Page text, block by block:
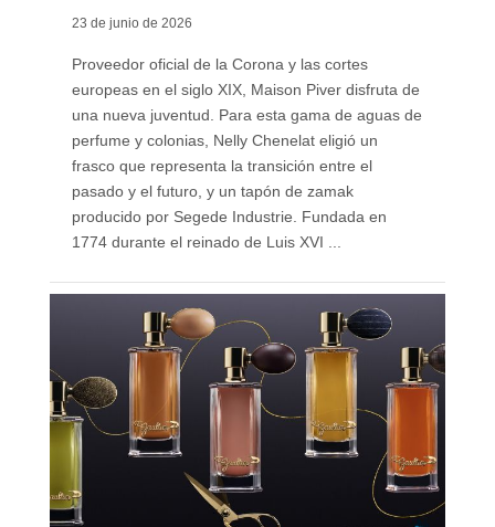
23 de junio de 2026
Proveedor oficial de la Corona y las cortes
europeas en el siglo XIX, Maison Piver disfruta de
una nueva juventud. Para esta gama de aguas de
perfume y colonias, Nelly Chenelat eligió un
frasco que representa la transición entre el
pasado y el futuro, y un tapón de zamak
producido por Segede Industrie. Fundada en
1774 durante el reinado de Luis XVI ...